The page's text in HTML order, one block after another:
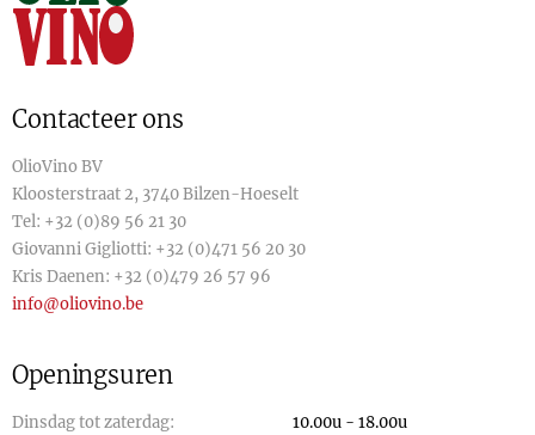
Contacteer ons
OlioVino BV
Kloosterstraat 2, 3740 Bilzen-Hoeselt
Tel: +32 (0)89 56 21 30
Giovanni Gigliotti: +32 (0)471 56 20 30
Kris Daenen: +32 (0)479 26 57 96
info@oliovino.be
Openingsuren
Dinsdag tot zaterdag:
10.00u - 18.00u